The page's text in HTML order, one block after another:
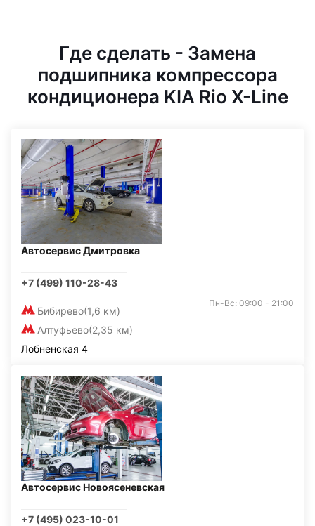
Где сделать - Замена
подшипника компрессора
кондиционера KIA Rio X-Line
Автосервис Дмитровка
+7 (499) 110-28-43
Бибирево(1,6 км)
Алтуфьево(2,35 км)
Пн-Вс: 09:00 - 21:00
Лобненская 4
Автосервис Новоясеневская
+7 (495) 023-10-01